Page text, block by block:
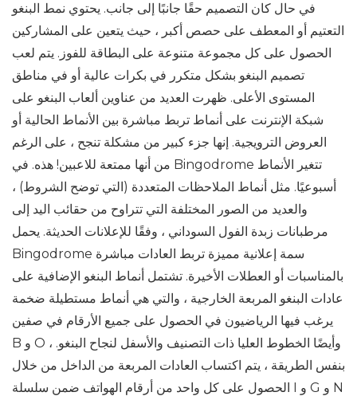
في حال كان التصميم حقًا جانبًا إلى جانب. يحتوي نمط البنغو
التعتيم أو المعطف على حصص أكبر ، حيث يتعين على المشاركين
الحصول على كل مجموعة متنوعة على البطاقة للفوز. يتم لعب
تصميم البنغو بشكل متكرر في بكرات عالية أو في مناطق
المستوى الأعلى. ظهرت العديد من عناوين ألعاب البنغو على
شبكة الإنترنت على أنماط تربط مباشرة بين الأنماط الحالية أو
العروض الترويجية. إنها جزء كبير من مشكلة تنجح ، على الرغم
من أنها ممتعة للاعبين! هذه. في Bingodrome تتغير الأنماط
أسبوعيًا. مثل أنماط الملاحظات المتعددة (التي توضح الشروط) ،
والعديد من الصور المختلفة التي تتراوح من حقائب اليد إلى
مرطبانات زبدة الفول السوداني ، وفقًا للإعلانات الحديثة. يحمل
Bingodrome سمة إعلانية مميزة تربط العادات مباشرة
بالمناسبات أو العطلات الأخيرة. تشتمل أنماط البنغو الإضافية على
عادات البنغو المربعة الخارجية ، والتي هي أنماط مستطيلة ضخمة
يرغب فيها الرياضيون في الحصول على جميع الأرقام في صفين
B و O ، وأيضًا الخطوط العليا ذات التصنيف والأسفل لنجاح البنغو.
بنفس الطريقة ، يتم اكتساب العادات المربعة من الداخل من خلال
الحصول على كل واحد من أرقام الهواتف ضمن سلسلة I و G و N